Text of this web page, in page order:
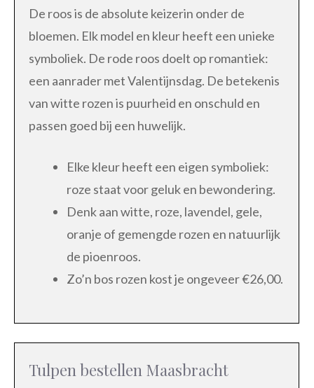
De roos is de absolute keizerin onder de
bloemen. Elk model en kleur heeft een unieke
symboliek. De rode roos doelt op romantiek:
een aanrader met Valentijnsdag. De betekenis
van witte rozen is puurheid en onschuld en
passen goed bij een huwelijk.
Elke kleur heeft een eigen symboliek:
roze staat voor geluk en bewondering.
Denk aan witte, roze, lavendel, gele,
oranje of gemengde rozen en natuurlijk
de pioenroos.
Zo’n bos rozen kost je ongeveer €26,00.
Tulpen bestellen Maasbracht